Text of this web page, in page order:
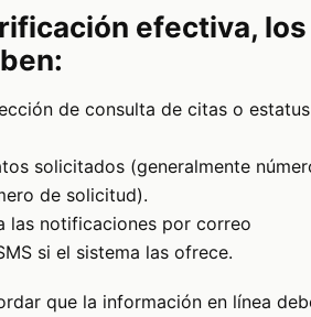
efectiva, los
de consulta de citas o
solicitados (generalmente
de solicitud).
las notificaciones por correo
si el sistema las ofrece.
que la información en línea